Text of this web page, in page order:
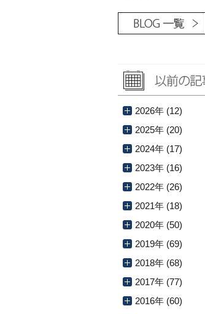
2026年 (12)
2025年 (20)
2024年 (17)
2023年 (16)
2022年 (26)
2021年 (18)
2020年 (50)
2019年 (69)
2018年 (68)
2017年 (77)
2016年 (60)